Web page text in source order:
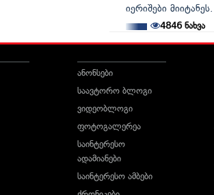
იერიშები
4846ნახვა
ანონსები
საავტორო ბლოგი
ვიდეობლოგი
ფოტოგალერეა
საინტერესო
ადამიანები
საინტერესო ამბები